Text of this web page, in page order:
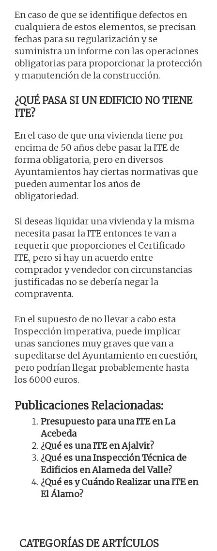
En caso de que se identifique defectos en
cualquiera de estos elementos, se precisan
fechas para su regularización y se
suministra un informe con las operaciones
obligatorias para proporcionar la protección
y manutención de la construcción.
¿QUÉ PASA SI UN EDIFICIO NO TIENE
ITE?
En el caso de que una vivienda tiene por
encima de 50 años debe pasar la ITE de
forma obligatoria, pero en diversos
Ayuntamientos hay ciertas normativas que
pueden aumentar los años de
obligatoriedad.
Si deseas liquidar una vivienda y la misma
necesita pasar la ITE entonces te van a
requerir que proporciones el Certificado
ITE, pero si hay un acuerdo entre
comprador y vendedor con circunstancias
justificadas no se debería negar la
compraventa.
En el supuesto de no llevar a cabo esta
Inspección imperativa, puede implicar
unas sanciones muy graves que van a
supeditarse del Ayuntamiento en cuestión,
pero podrían llegar probablemente hasta
los 6000 euros.
Publicaciones Relacionadas:
Presupuesto para una ITE en La
Acebeda
¿Qué es una ITE en Ajalvir?
¿Qué es una Inspección Técnica de
Edificios en Alameda del Valle?
¿Qué es y Cuándo Realizar una ITE en
El Álamo?
CATEGORÍAS DE ARTÍCULOS